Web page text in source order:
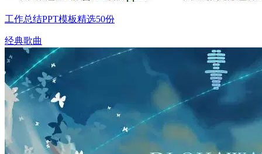
工作总结PPT模板精选50份
经典歌曲